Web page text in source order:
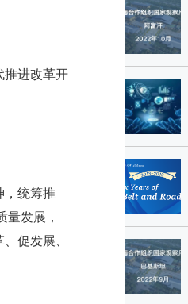
推进改革开
，统筹推
量发展，
促发展、